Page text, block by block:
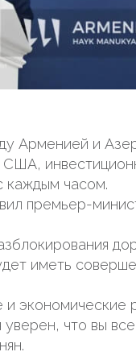
Арменией и
США,
каждым часом.
премьер-
иметь
экономические
что вы